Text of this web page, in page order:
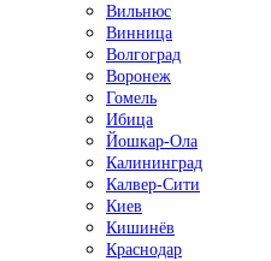
Вильнюс
Винница
Волгоград
Воронеж
Гомель
Ибица
Йошкар-Ола
Калининград
Калвер-Сити
Киев
Кишинёв
Краснодар